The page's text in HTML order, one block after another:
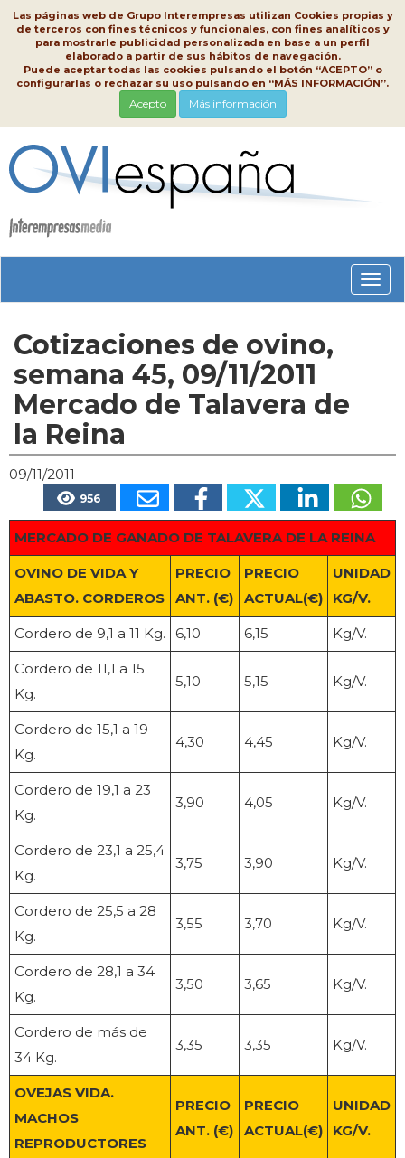
Las páginas web de Grupo Interempresas utilizan Cookies propias y
de terceros con fines técnicos y funcionales, con fines analíticos y
para mostrarle publicidad personalizada en base a un perfil
elaborado a partir de sus hábitos de navegación.
Puede aceptar todas las cookies pulsando el botón “ACEPTO” o
configurarlas o rechazar su uso pulsando en “MÁS INFORMACIÓN”.
Acepto Más información
Cotizaciones de ovino,
semana 45, 09/11/2011
Mercado de Talavera de
la Reina
09/11/2011
956
MERCADO DE GANADO DE TALAVERA DE LA REINA
OVINO DE VIDA Y
ABASTO. CORDEROS
PRECIO
ANT. (€)
PRECIO
ACTUAL(€)
UNIDAD
KG/V.
Cordero de 9,1 a 11 Kg. 6,10 6,15 Kg/V.
Cordero de 11,1 a 15
Kg.
5,10 5,15 Kg/V.
Cordero de 15,1 a 19
Kg.
4,30 4,45 Kg/V.
Cordero de 19,1 a 23
Kg.
3,90 4,05 Kg/V.
Cordero de 23,1 a 25,4
Kg.
3,75 3,90 Kg/V.
Cordero de 25,5 a 28
Kg.
3,55 3,70 Kg/V.
Cordero de 28,1 a 34
Kg.
3,50 3,65 Kg/V.
Cordero de más de
34 Kg.
3,35 3,35 Kg/V.
OVEJAS VIDA.
MACHOS
REPRODUCTORES
PRECIO
ANT. (€)
PRECIO
ACTUAL(€)
UNIDAD
KG/V.